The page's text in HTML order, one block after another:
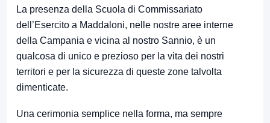
La presenza della Scuola di Commissariato
dell’Esercito a Maddaloni, nelle nostre aree interne
della Campania e vicina al nostro Sannio, è un
qualcosa di unico e prezioso per la vita dei nostri
territori e per la sicurezza di queste zone talvolta
dimenticate.
Una cerimonia semplice nella forma, ma sempre